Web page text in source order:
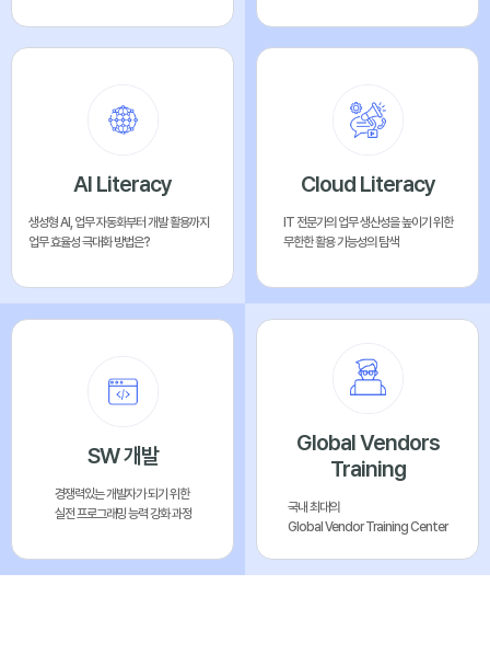
AI Literacy
생성형 AI, 업무 자동화부터 개발 활용까지
업무 효율성 극대화 방법은?
SW 개발
경쟁력있는 개발자가 되기 위한
실전 프로그래밍 능력 강화 과정
Cloud Literacy
IT 전문가의 업무 생산성을 높이기 위한
무한한 활용 가능성의 탐색
Global Vendors
Training
국내 최대의
Global Vendor Training Center